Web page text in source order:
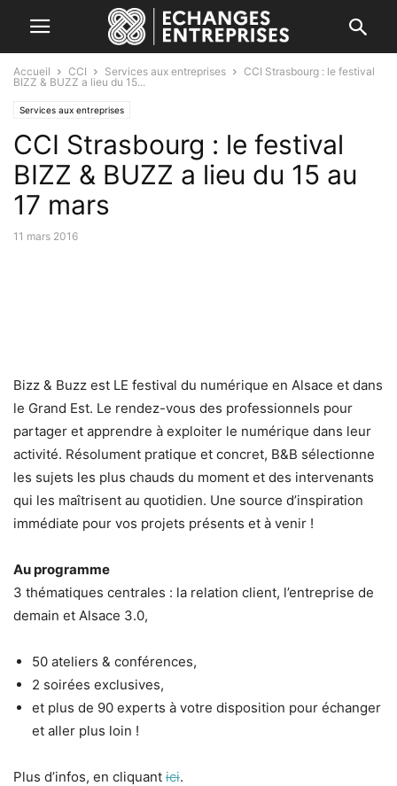
Accueil CCI Services aux entreprises
CCI Strasbourg : le festival
BIZZ & BUZZ a lieu du 15...
Services aux entreprises
CCI Strasbourg : le festival
BIZZ & BUZZ a lieu du 15 au
17 mars
11 mars 2016
Bizz & Buzz est LE festival du numérique en Alsace et dans
le Grand Est. Le rendez-vous des professionnels pour
partager et apprendre à exploiter le numérique dans leur
activité. Résolument pratique et concret, B&B sélectionne
les sujets les plus chauds du moment et des intervenants
qui les maîtrisent au quotidien. Une source d’inspiration
immédiate pour vos projets présents et à venir !
Au programme
3 thématiques centrales : la relation client, l’entreprise de
demain et Alsace 3.0,
50 ateliers & conférences,
2 soirées exclusives,
et plus de 90 experts à votre disposition pour échanger
et aller plus loin !
Plus d’infos, en cliquant ici.